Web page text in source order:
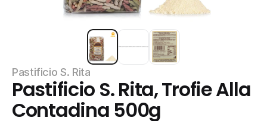
Pastificio S. Rita
Pastificio S. Rita, Trofie Alla
Contadina 500g